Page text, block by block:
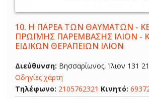
10. Η ΠΑΡΕΑ ΤΩΝ ΘΑΥΜΑΤΩΝ -
ΠΡΩΪΜΗΣ ΠΑΡΕΜΒΑΣΗΣ ΙΛΙΟΝ -
ΕΙΔΙΚΩΝ ΘΕΡΑΠΕΙΩΝ ΙΛΙΟΝ
Διεύθυνση: Βησσαρίωνος, Ίλιον 131
Οδηγίες χάρτη
Τηλέφωνο: 2105762321 Κινητό: